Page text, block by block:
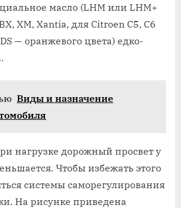
масло (LHM или LHM+
XM, Xantia, для Citroen C5, C6
— оранжевого цвета) едко-
Виды и назначение
нагрузке дорожный просвет у
Чтобы избежать этого
системы саморегулирования
На рисунке приведена